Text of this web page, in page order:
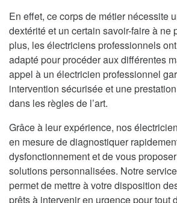
En effet, ce corps de métier nécessite
dextérité et un certain savoir-faire à ne
plus, les électriciens professionnels
adapté pour procéder aux différentes
appel à un électricien professionnel
intervention sécurisée et une
dans les règles de l’art.
Grâce à leur expérience, nos
en mesure de diagnostiquer
dysfonctionnement et de vous
solutions personnalisées. Notre
permet de mettre à votre disposition
prêts à intervenir en urgence pour tout